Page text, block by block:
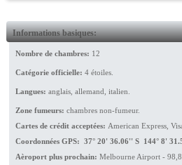
Informations basiques:
Nombre de chambres: 12
Catégorie officielle: 4 étoiles.
Langues: anglais, allemand, italien.
Zone fumeurs: chambres non-fumeur.
Cartes de crédit acceptées: American Express,
Coordonnées GPS: 37° 20' 36.06'' S 144° 8'
Aèroport plus prochain: Melbourne Airport -